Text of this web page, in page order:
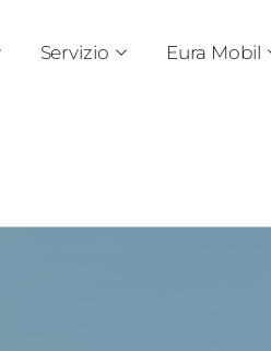
Servizio Eura Mobil